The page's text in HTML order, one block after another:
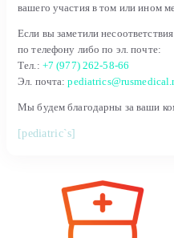
вашего участия в том или ином
Если вы заметили
по телефону либо по эл. почте:
Тел.: +7 (977) 262-58-66
Эл. почта:
Мы будем благодарны за ваши
[pediatric`s]